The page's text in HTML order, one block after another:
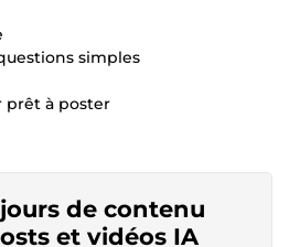
simples
prêt à poster
de contenu
et vidéos IA